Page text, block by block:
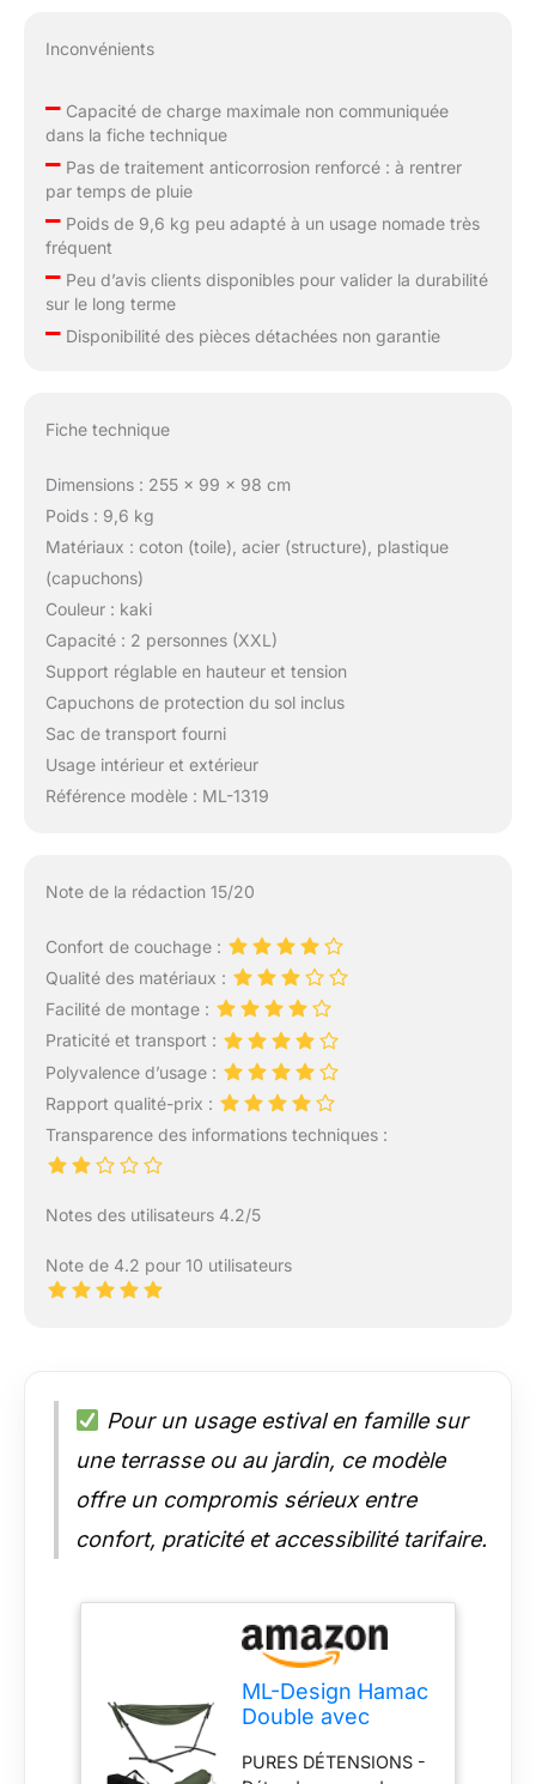
Inconvénients
–Capacité de charge maximale non communiquée
dans la fiche technique
–Pas de traitement anticorrosion renforcé : à rentrer
par temps de pluie
–Poids de 9,6 kg peu adapté à un usage nomade très
fréquent
–Peu d’avis clients disponibles pour valider la durabilité
sur le long terme
–Disponibilité des pièces détachées non garantie
Fiche technique
Dimensions : 255 x 99 x 98 cm
Poids : 9,6 kg
Matériaux : coton (toile), acier (structure), plastique
(capuchons)
Couleur : kaki
Capacité : 2 personnes (XXL)
Support réglable en hauteur et tension
Capuchons de protection du sol inclus
Sac de transport fourni
Usage intérieur et extérieur
Référence modèle : ML-1319
Note de la rédaction 15/20
Confort de couchage :
Qualité des matériaux :
Facilité de montage :
Praticité et transport :
Polyvalence d’usage :
Rapport qualité-prix :
Transparence des informations techniques :
Notes des utilisateurs 4.2/5
Note de 4.2 pour 10 utilisateurs
Pour un usage estival en famille sur
une terrasse ou au jardin, ce modèle
offre un compromis sérieux entre
confort, praticité et accessibilité tarifaire.
ML-Design Hamac
Double avec
en Acier, Kaki,
PURES DÉTENSIONS -